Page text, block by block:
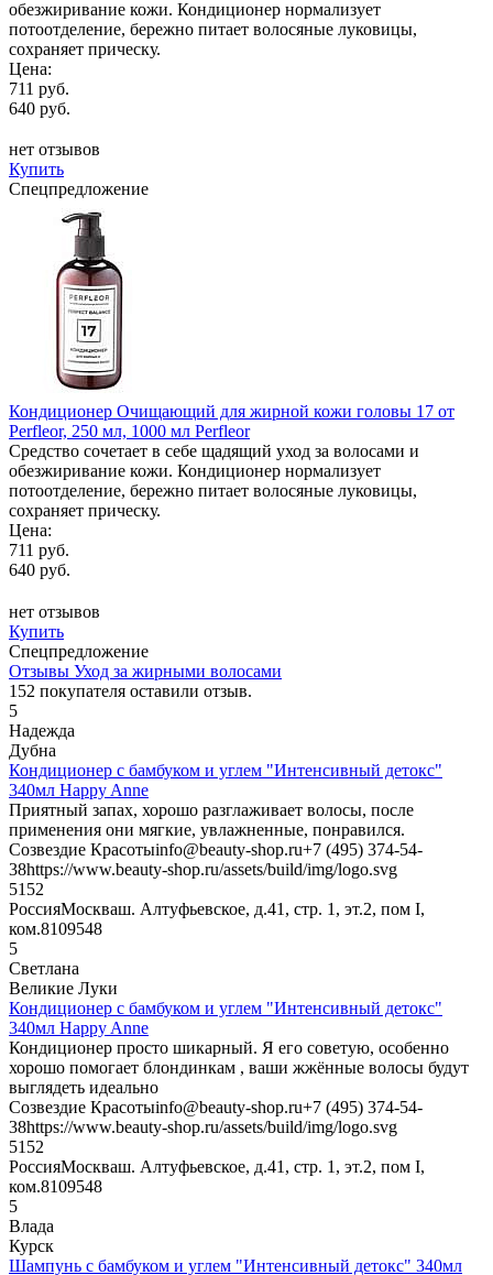
обезжиривание кожи. Кондиционер нормализует
потоотделение, бережно питает волосяные луковицы,
сохраняет прическу.
Цена:
711 руб.
640 руб.
нет отзывов
Купить
Спецпредложение
Кондиционер Очищающий для жирной кожи головы 17 от
Perfleor, 250 мл, 1000 мл Perfleor
Средство сочетает в себе щадящий уход за волосами и
обезжиривание кожи. Кондиционер нормализует
потоотделение, бережно питает волосяные луковицы,
сохраняет прическу.
Цена:
711 руб.
640 руб.
нет отзывов
Купить
Спецпредложение
Отзывы Уход за жирными волосами
152 покупателя оставили отзыв.
5
Надежда
Дубна
Кондиционер с бамбуком и углем "Интенсивный детокс"
340мл Happy Anne
Приятный запах, хорошо разглаживает волосы, после
применения они мягкие, увлажненные, понравился.
Созвездие Красотыinfo@beauty-shop.ru+7 (495) 374-54-
38https://www.beauty-shop.ru/assets/build/img/logo.svg
5152
РоссияМоскваш. Алтуфьевское, д.41, стр. 1, эт.2, пом I,
ком.8109548
5
Светлана
Великие Луки
Кондиционер с бамбуком и углем "Интенсивный детокс"
340мл Happy Anne
Кондиционер просто шикарный. Я его советую, особенно
хорошо помогает блондинкам , ваши жжённые волосы будут
выглядеть идеально
Созвездие Красотыinfo@beauty-shop.ru+7 (495) 374-54-
38https://www.beauty-shop.ru/assets/build/img/logo.svg
5152
РоссияМоскваш. Алтуфьевское, д.41, стр. 1, эт.2, пом I,
ком.8109548
5
Влада
Курск
Шампунь с бамбуком и углем "Интенсивный детокс" 340мл